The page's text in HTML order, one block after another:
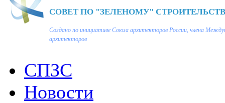
СОВЕТ ПО "ЗЕЛЕНОМУ"
Создано по инициативе Союза архитекторов России, члена
архитекторов
СПЗС
Новости